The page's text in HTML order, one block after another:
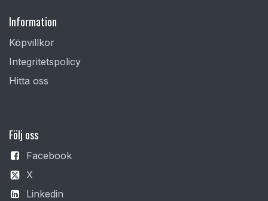
Information
Köpvillkor
Integritetspolicy
Hitta oss
Följ oss
Facebook
X
Linkedin